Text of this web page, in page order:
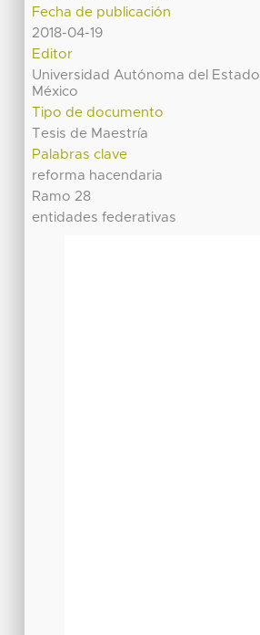
Fecha de publicación
2018-04-19
Editor
Universidad Autónoma del
México
Tipo de documento
Tesis de Maestría
Palabras clave
reforma hacendaria
Ramo 28
entidades federativas